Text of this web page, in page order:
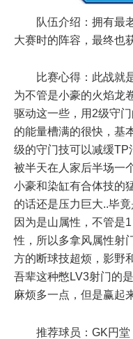
队伍介绍：拥有最
大赛时的阵容，最终也
比赛心得：此战就
为不管是小豪的火焰龙
驱动这一些，用2级守
的能量槽满的很快，基
级的守门技可以减缓TP
被半天在人家后半场一
小豪和染缸有合体技的
的话还是压力巨大..毕
因为是山属性，不管是
性，所以多拿风属性射
方的断球技超烦，影野
吾辈这种憋LV3射门的
麻烦多一点，但是赢起
推荐球员：GK円